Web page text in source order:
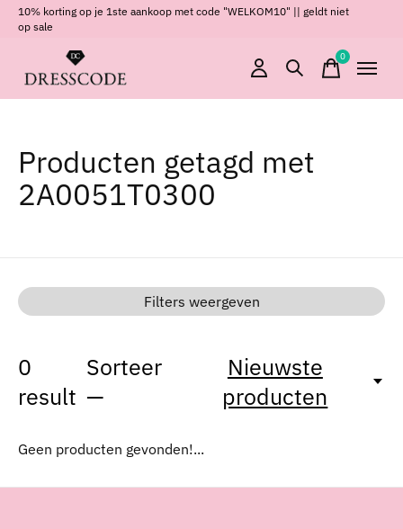
10% korting op je 1ste aankoop met code "WELKOM10" || geldt niet
op sale
0items
Producten getagd met
2A0051T0300
Filters weergeven
0
result
Sorteer
—
Nieuwste
producten
Geen producten gevonden!...